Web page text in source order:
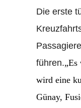
Die erste
führen.
wird eine
Günay,